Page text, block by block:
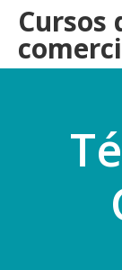
Cursos